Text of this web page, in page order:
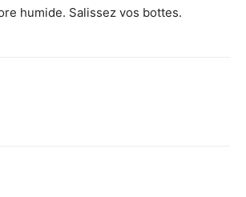
humide. Salissez vos bottes.